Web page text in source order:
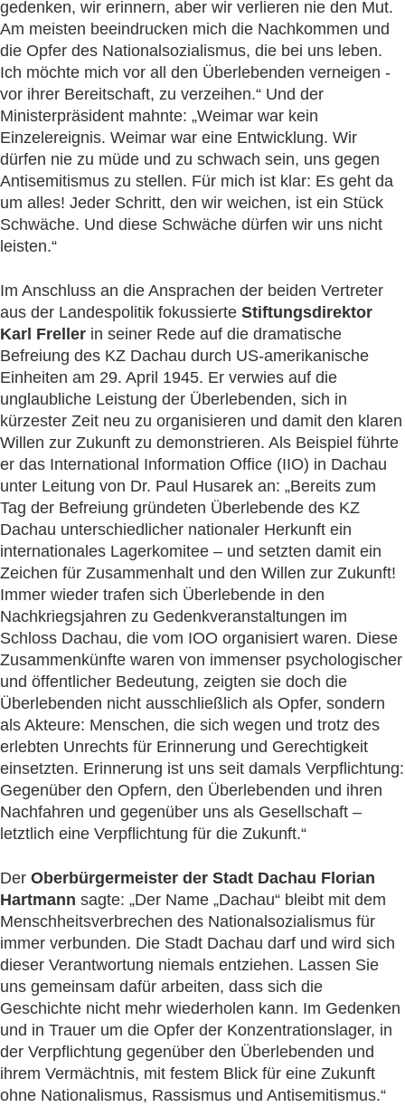
gedenken, wir erinnern, aber wir verlieren nie den Mut.
Am meisten beeindrucken mich die Nachkommen und
die Opfer des Nationalsozialismus, die bei uns leben.
Ich möchte mich vor all den Überlebenden verneigen -
vor ihrer Bereitschaft, zu verzeihen.“ Und der
Ministerpräsident mahnte: „Weimar war kein
Einzelereignis. Weimar war eine Entwicklung. Wir
dürfen nie zu müde und zu schwach sein, uns gegen
Antisemitismus zu stellen. Für mich ist klar: Es geht da
um alles! Jeder Schritt, den wir weichen, ist ein Stück
Schwäche. Und diese Schwäche dürfen wir uns nicht
leisten.“
Im Anschluss an die Ansprachen der beiden Vertreter
aus der Landespolitik fokussierte Stiftungsdirektor
Karl Freller in seiner Rede auf die dramatische
Befreiung des KZ Dachau durch US-amerikanische
Einheiten am 29. April 1945. Er verwies auf die
unglaubliche Leistung der Überlebenden, sich in
kürzester Zeit neu zu organisieren und damit den klaren
Willen zur Zukunft zu demonstrieren. Als Beispiel führte
er das International Information Office (IIO) in Dachau
unter Leitung von Dr. Paul Husarek an: „Bereits zum
Tag der Befreiung gründeten Überlebende des KZ
Dachau unterschiedlicher nationaler Herkunft ein
internationales Lagerkomitee – und setzten damit ein
Zeichen für Zusammenhalt und den Willen zur Zukunft!
Immer wieder trafen sich Überlebende in den
Nachkriegsjahren zu Gedenkveranstaltungen im
Schloss Dachau, die vom IOO organisiert waren. Diese
Zusammenkünfte waren von immenser psychologischer
und öffentlicher Bedeutung, zeigten sie doch die
Überlebenden nicht ausschließlich als Opfer, sondern
als Akteure: Menschen, die sich wegen und trotz des
erlebten Unrechts für Erinnerung und Gerechtigkeit
einsetzten. Erinnerung ist uns seit damals Verpflichtung:
Gegenüber den Opfern, den Überlebenden und ihren
Nachfahren und gegenüber uns als Gesellschaft –
letztlich eine Verpflichtung für die Zukunft.“
Der Oberbürgermeister der Stadt Dachau Florian
Hartmann sagte: „Der Name „Dachau“ bleibt mit dem
Menschheitsverbrechen des Nationalsozialismus für
immer verbunden. Die Stadt Dachau darf und wird sich
dieser Verantwortung niemals entziehen. Lassen Sie
uns gemeinsam dafür arbeiten, dass sich die
Geschichte nicht mehr wiederholen kann. Im Gedenken
und in Trauer um die Opfer der Konzentrationslager, in
der Verpflichtung gegenüber den Überlebenden und
ihrem Vermächtnis, mit festem Blick für eine Zukunft
ohne Nationalismus, Rassismus und Antisemitismus.“